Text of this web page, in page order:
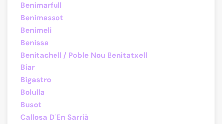
Benimarfull
Benimassot
Benimeli
Benissa
Benitachell / Poble Nou Benitatxell
Biar
Bigastro
Bolulla
Busot
Callosa D´En Sarrià